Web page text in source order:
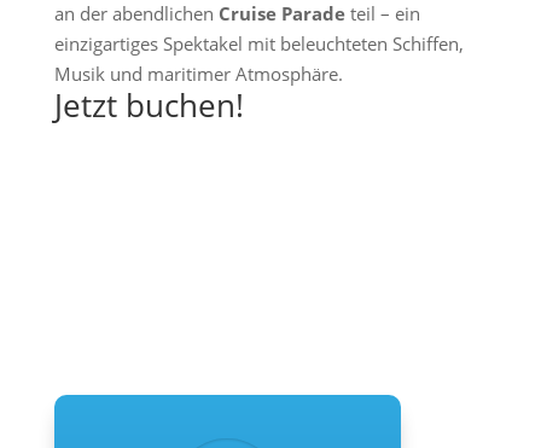
an der abendlichen Cruise Paradeteil – ein
einzigartiges Spektakel mit beleuchteten Schiffen,
Musik und maritimer Atmosphäre.
Jetzt buchen!